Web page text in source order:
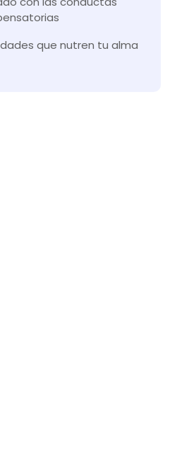
que nutren tu alma